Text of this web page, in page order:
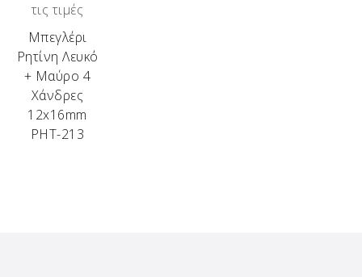
τις τιμές
Μπεγλέρι
Ρητίνη Λευκό
+ Μαύρο 4
Χάνδρες
12x16mm
ΡΗΤ-213